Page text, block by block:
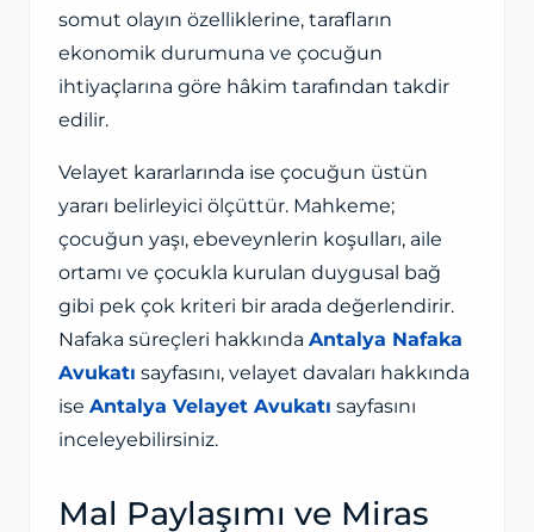
somut olayın özelliklerine, tarafların
ekonomik durumuna ve çocuğun
ihtiyaçlarına göre hâkim tarafından takdir
edilir.
Velayet kararlarında ise çocuğun üstün
yararı belirleyici ölçüttür. Mahkeme;
çocuğun yaşı, ebeveynlerin koşulları, aile
ortamı ve çocukla kurulan duygusal bağ
gibi pek çok kriteri bir arada değerlendirir.
Nafaka süreçleri hakkında Antalya Nafaka
Avukatı sayfasını, velayet davaları hakkında
ise Antalya Velayet Avukatı sayfasını
inceleyebilirsiniz.
Mal Paylaşımı ve Miras